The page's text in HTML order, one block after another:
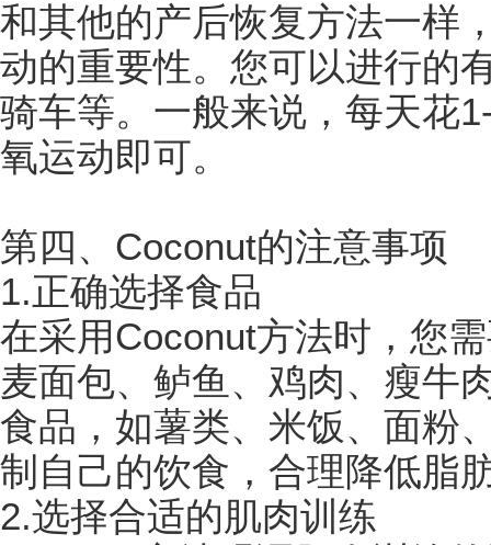
和其他的产后恢复方法一样
动的重要性。您可以进行的
骑车等。一般来说，每天花
氧运动即可。
第四、Coconut的注意事项
1.正确选择食品
在采用Coconut方法时，您
麦面包、鲈鱼、鸡肉、瘦牛
食品，如薯类、米饭、面粉
制自己的饮食，合理降低脂
2.选择合适的肌肉训练